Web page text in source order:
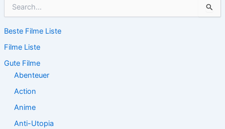
h
n
n
Beste Filme Liste
Filme Liste
Gute Filme
Abenteuer
Action
Anime
Anti-Utopia